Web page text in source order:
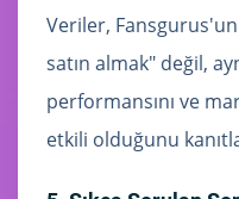
Veriler,
satın almak" değil,
performansını ve
etkili olduğunu